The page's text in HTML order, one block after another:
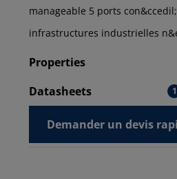
manageable 5 ports
infrastructures industrielles
Properties
Datasheets
1
Demander un devis